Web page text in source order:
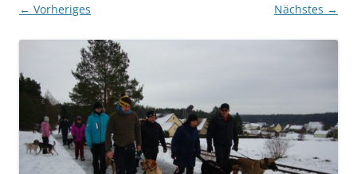
← Vorheriges Nächstes →